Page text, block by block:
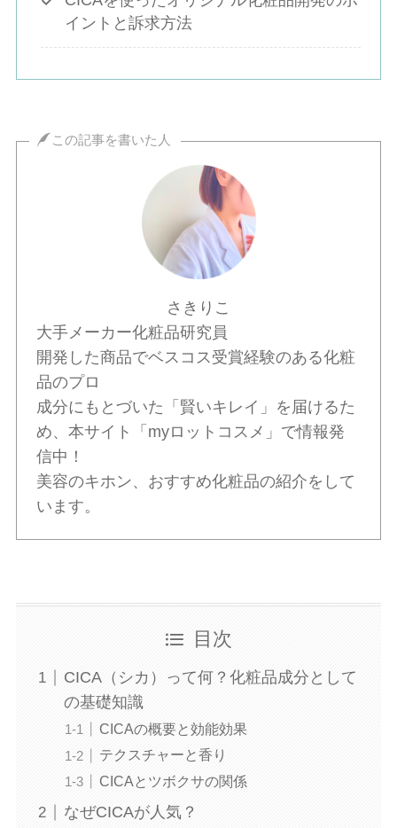
イントと訴求方法
この記事を書いた人
さきりこ
大手メーカー化粧品研究員
開発した商品でベスコス受賞経験のある化粧
品のプロ
成分にもとづいた「賢いキレイ」を届けるた
め、本サイト「myロットコスメ」で情報発
信中！
美容のキホン、おすすめ化粧品の紹介をして
います。
目次
CICA（シカ）って何？化粧品成分として
の基礎知識
CICAの概要と効能効果
テクスチャーと香り
CICAとツボクサの関係
なぜCICAが人気？